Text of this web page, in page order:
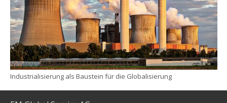
Industrialisierung als Baustein für die Globalisierung